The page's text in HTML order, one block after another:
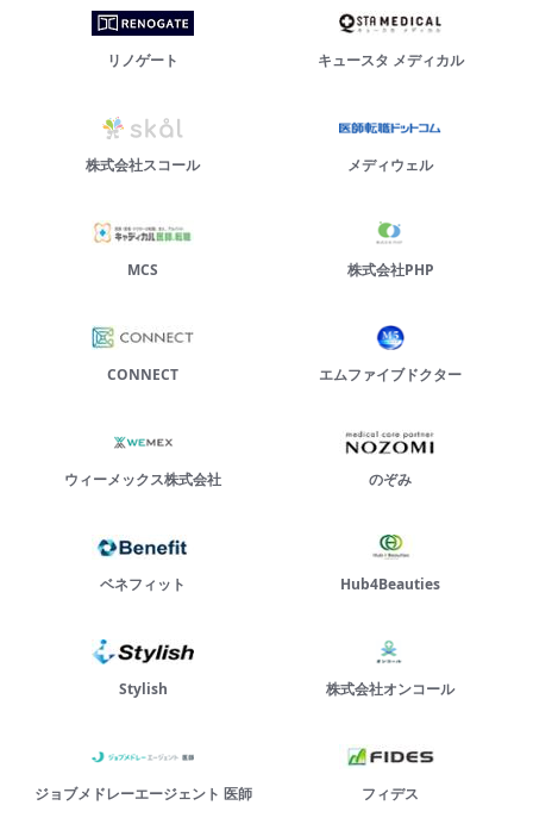
リノゲート キュースタ メディカル
株式会社スコール メディウェル
MCS 株式会社PHP
CONNECT エムファイブドクター
ウィーメックス株式会社 のぞみ
ベネフィット Hub4Beauties
Stylish 株式会社オンコール
ジョブメドレーエージェント 医師 フィデス